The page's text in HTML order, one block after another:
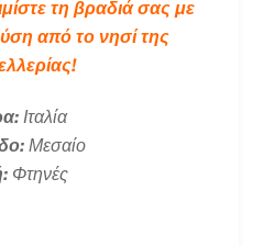
τη βραδιά σας με
από το νησί της
Ιταλία
Μεσαίο
Φτηνές